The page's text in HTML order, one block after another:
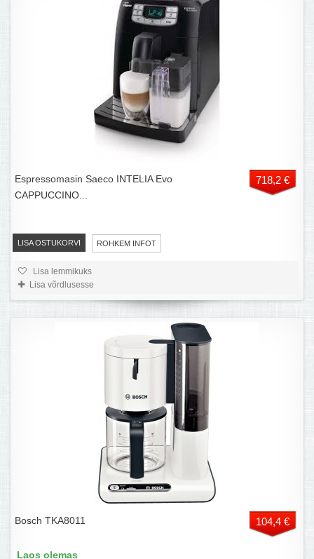
Espressomasin Saeco INTELIA Evo
CAPPUCCINO...
718,2 €
LISA OSTUKORVI ROHKEM INFOT
Lisa lemmikuks
Lisa võrdlusesse
Bosch TKA8011 104,4 €
Laos olemas